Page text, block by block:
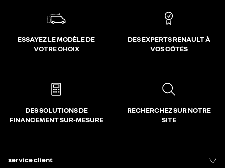
ESSAYEZ LE MODÈLE DE
VOTRE CHOIX
DES EXPERTS RENAULT À
VOS CÔTÉS
DES SOLUTIONS DE
FINANCEMENT SUR-MESURE
RECHERCHEZ SUR NOTRE
SITE
service client